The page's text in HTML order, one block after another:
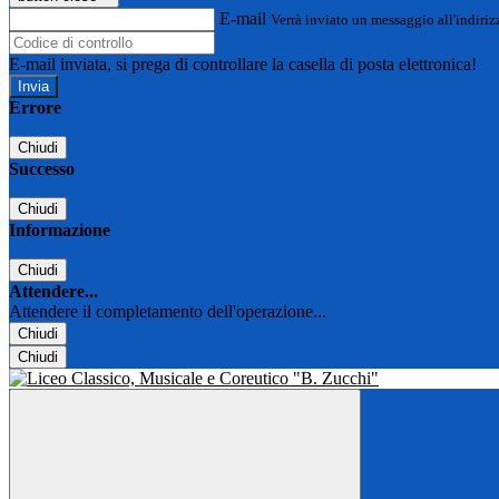
E-mail Verrà inviato un messaggio
E-mail inviata, si prega di controllare la casella di posta elettronica!
Errore
Chiudi
Successo
Chiudi
Informazione
Chiudi
Attendere...
Attendere il completamento dell'operazione...
Chiudi
Chiudi